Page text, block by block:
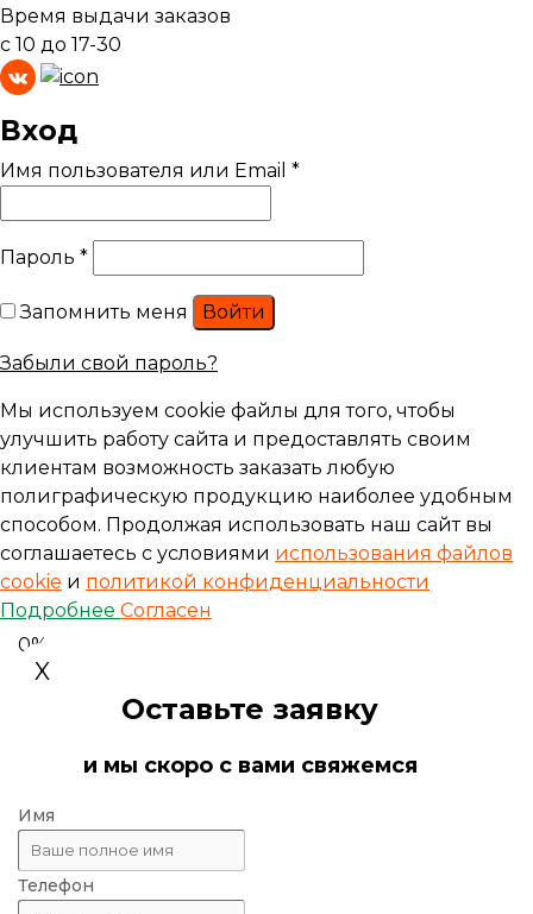
Время выдачи заказов
с 10 до 17-30
Вход
Имя пользователя или Email *
Пароль *
Запомнить меня Войти
Забыли свой пароль?
Мы используем cookie файлы для того, чтобы
улучшить работу сайта и предоставлять своим
клиентам возможность заказать любую
полиграфическую продукцию наиболее удобным
способом. Продолжая использовать наш сайт вы
соглашаетесь с условиями использования файлов
cookie и политикой конфиденциальности
Подробнее Согласен
0%
X
Оставьте заявку
и мы скоро с вами свяжемся
Имя
Телефон